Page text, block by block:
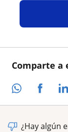
Comparte a
¿Hay algún